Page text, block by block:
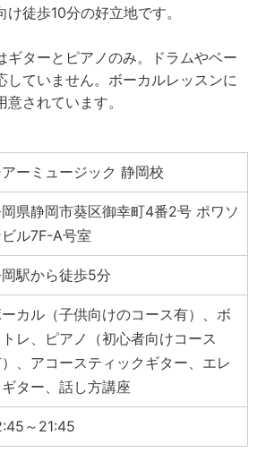
徒歩10分の好立地です。
ギターとピアノのみ。ドラムやベー
していません。ボーカルレッスンに
されています。
アーミュージック 静岡校
県静岡市葵区御幸町4番2号 ポワソ
ビル7F-A号室
駅から徒歩5分
カル（子供向けのコース有）、ボ
レ、ピアノ（初心者向けコース
、アコースティックギター、エレ
ター、話し方講座
～21:45